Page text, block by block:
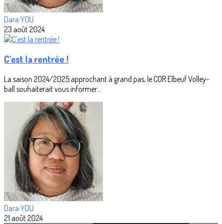
Dara YOU
23 août 2024
C'est la rentrée !
La saison 2024/2025 approchant à grand pas, le COR Elbeuf Volley-
ball souhaiterait vous informer...
Dara YOU
21 août 2024